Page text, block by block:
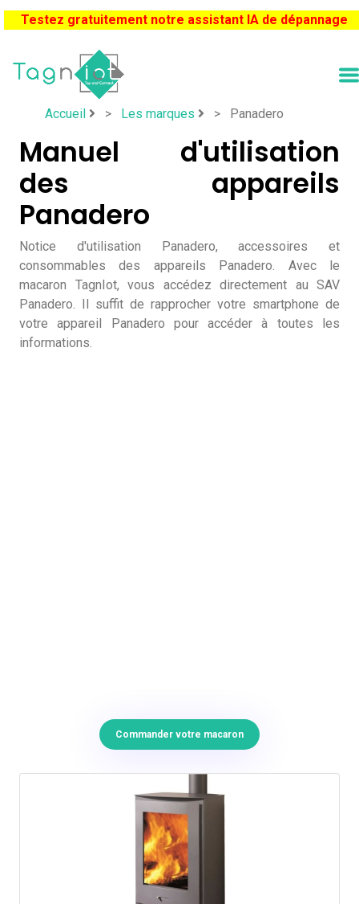
Testez gratuitement notre assistant IA de dépannage
Accueil > Les marques > Panadero
Manuel d'utilisation
des appareils
Panadero
Notice d'utilisation Panadero, accessoires et
consommables des appareils Panadero. Avec le
macaron TagnIot, vous accédez directement au SAV
Panadero. Il suffit de rapprocher votre smartphone de
votre appareil Panadero pour accéder à toutes les
informations.
Commander votre macaron